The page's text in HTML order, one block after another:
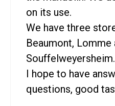
on its use.
We have three
Beaumont, Lomme
Souffelweyersheim.
I hope to have
questions, good